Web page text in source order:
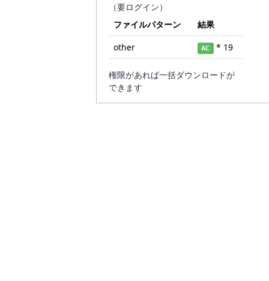
（要ログイン）
ファイルパターン
結果
other
AC * 19
権限があれば一括ダウンロードが
できます